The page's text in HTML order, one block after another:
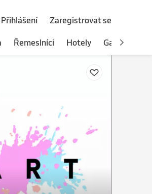
Přihlášení Zaregistrovat se
Řemeslníci Hotely Gastronomie